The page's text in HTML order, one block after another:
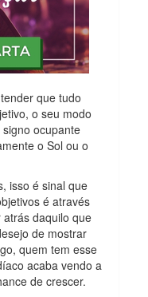
que tudo
o seu modo
ocupante
o Sol ou o
isso é sinal que
é através
daquilo que
de mostrar
quem tem esse
acaba vendo a
de crescer.